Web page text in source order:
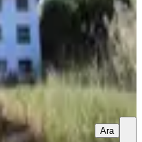
GAYRİMENKULRecep
Ara